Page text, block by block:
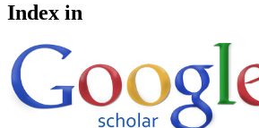
Index in